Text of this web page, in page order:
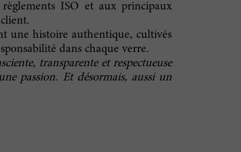
ISO et aux principaux
une histoire authentique, cultivés
dans chaque verre.
transparente et respectueuse
passion. Et désormais, aussi un